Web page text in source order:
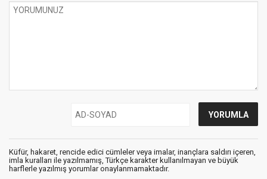
Küfür, hakaret, rencide edici cümleler veya imalar, inançlara saldırı içeren,
imla kuralları ile yazılmamış, Türkçe karakter kullanılmayan ve büyük
harflerle yazılmış yorumlar onaylanmamaktadır.